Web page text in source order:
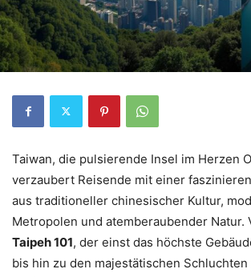
Taiwan, die pulsierende Insel im Herzen
verzaubert Reisende mit einer
aus traditioneller chinesischer Kultur,
Metropolen und atemberaubender Natur.
Taipeh 101, der einst das höchste
bis hin zu den majestätischen Schluchten